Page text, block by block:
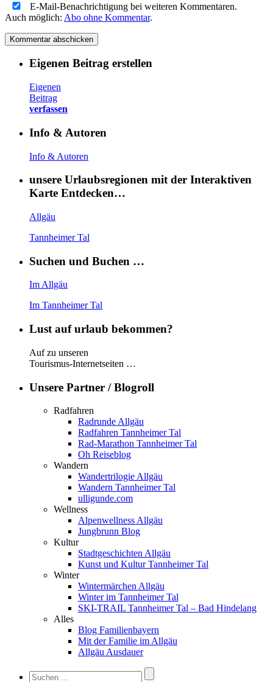
E-Mail-Benachrichtigung bei weiteren Kommentaren.
Auch möglich: Abo ohne Kommentar.
Eigenen Beitrag erstellen
Eigenen
Beitrag
verfassen
Info & Autoren
Info & Autoren
unsere Urlaubsregionen mit der Interaktiven
Karte Entdecken…
Allgäu
Tannheimer Tal
Suchen und Buchen …
Im Allgäu
Im Tannheimer Tal
Lust auf urlaub bekommen?
Auf zu unseren
Tourismus-Internetseiten …
Unsere Partner / Blogroll
Radfahren
Radrunde Allgäu
Radfahren Tannheimer Tal
Rad-Marathon Tannheimer Tal
Oh Reiseblog
Wandern
Wandertrilogie Allgäu
Wandern Tannheimer Tal
ulligunde.com
Wellness
Alpenwellness Allgäu
Jungbrunn Blog
Kultur
Stadtgeschichten Allgäu
Kunst und Kultur Tannheimer Tal
Winter
Wintermärchen Allgäu
Winter im Tannheimer Tal
SKI-TRAIL Tannheimer Tal – Bad Hindelang
Alles
Blog Familienbayern
Mit der Familie im Allgäu
Allgäu Ausdauer